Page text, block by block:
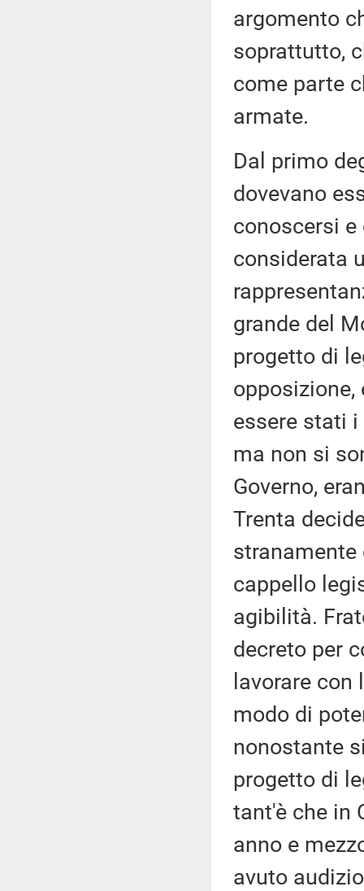
argomento
soprattutto,
come parte
armate.
Dal primo
dovevano
conoscersi
considerata
grande del
progetto di
essere stati
ma non si
Governo,
Trenta
cappello
agibilità.
decreto per
lavorare
modo di
nonostante
progetto di
tant'è che in
anno e
avuto